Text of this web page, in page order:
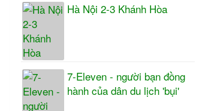
Hà Nội 2-3 Khánh Hòa
7-Eleven - người bạn đồng
hành của dân du lịch 'bụi'